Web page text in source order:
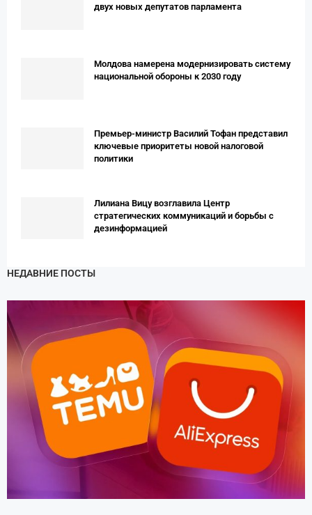
двух новых депутатов парламента
Молдова намерена модернизировать систему
национальной обороны к 2030 году
Премьер-министр Василий Тофан представил
ключевые приоритеты новой налоговой
политики
Лилиана Вицу возглавила Центр
стратегических коммуникаций и борьбы с
дезинформацией
НЕДАВНИЕ ПОСТЫ